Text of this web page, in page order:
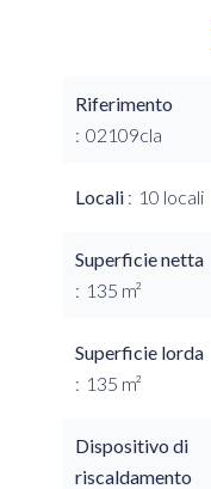
Riferimento
02109cla
Locali 10 locali
Superficie netta
135 m²
Superficie lorda
135 m²
Dispositivo di
riscaldamento